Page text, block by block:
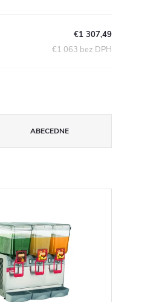
€1 307,49
€1 063 bez DPH
ABECEDNE